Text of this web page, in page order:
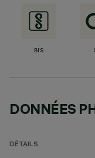
BIS
DONNÉES
DÉTAILS